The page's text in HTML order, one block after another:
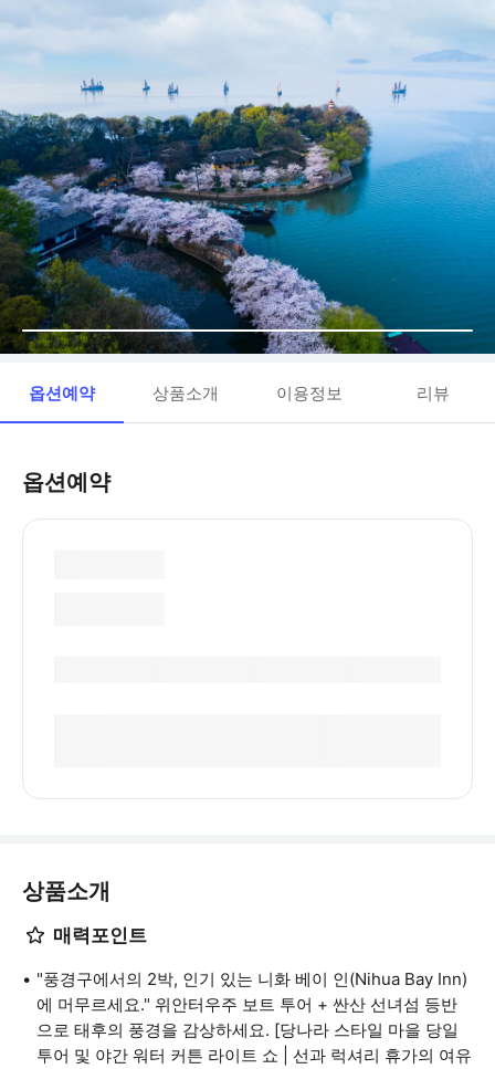
옵션예약 상품소개 이용정보 리뷰
옵션예약
상품소개
매력포인트
"풍경구에서의 2박, 인기 있는 니화 베이 인(Nihua Bay Inn)
에 머무르세요." 위안터우주 보트 투어 + 싼산 선녀섬 등반
으로 태후의 풍경을 감상하세요. [당나라 스타일 마을 당일
투어 및 야간 워터 커튼 라이트 쇼 | 선과 럭셔리 휴가의 여유